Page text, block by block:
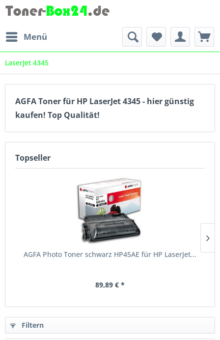
Menü
LaserJet 4345
AGFA Toner für HP LaserJet 4345 - hier günstig
kaufen! Top Qualität!
Topseller
AGFA Photo Toner schwarz HP45AE für HP LaserJet...
89,89 € *
Filtern